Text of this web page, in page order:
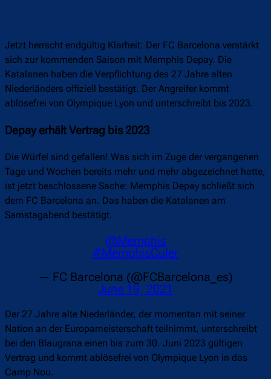
Jetzt herrscht endgültig Klarheit: Der FC Barcelona verstärkt
sich zur kommenden Saison mit Memphis Depay. Die
Katalanen haben die Verpflichtung des 27 Jahre alten
Niederländers offiziell bestätigt. Der Angreifer kommt
ablösefrei von Olympique Lyon und unterschreibt bis 2023.
Depay erhält Vertrag bis 2023
Die Würfel sind gefallen! Was sich im Zuge der vergangenen
Tage und Wochen bereits mehr und mehr abgezeichnet hatte,
ist jetzt beschlossene Sache: Memphis Depay schließt sich
dem FC Barcelona an. Das haben die Katalanen am
Samstagabend bestätigt.
@Memphis
#MemphisCuler
— FC Barcelona (@FCBarcelona_es)
June 19, 2021
Der 27 Jahre alte Niederländer, der momentan mit seiner
Nation an der Europameisterschaft teilnimmt, unterschreibt
bei den Blaugrana einen bis zum 30. Juni 2023 gültigen
Vertrag und kommt ablösefrei von Olympique Lyon in das
Camp Nou.